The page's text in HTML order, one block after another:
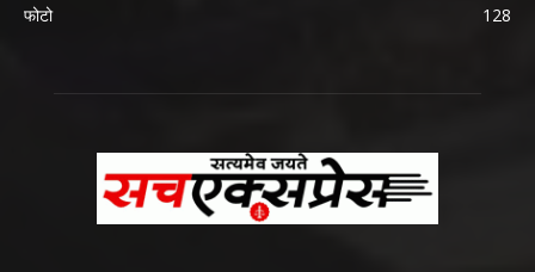
फोटो
128